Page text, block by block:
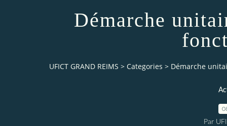
Démarche
UFICT GRAND REIMS > Categories > Démarche
Par